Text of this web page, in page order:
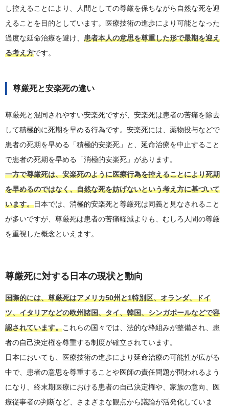
し控えることにより、人間としての尊厳を保ちながら自然な死を迎
えることを目的としています。医療技術の進歩により可能となった
過度な延命治療を避け、 患者本人の意思を尊重した形で最期を迎え
る考え方です。
尊厳死と安楽死の違い
尊厳死と混同されやすい安楽死ですが、安楽死は患者の苦痛を除去
して積極的に死期を早める行為です。安楽死には、薬物投与などで
患者の死期を早める「積極的安楽死」と、延命治療を中止すること
で患者の死期を早める「消極的安楽死」があります。
一方で尊厳死は、安楽死のように医療行為を控えることにより死期
を早めるのではなく、自然な死を妨げないという考え方に基づいて
います。日本では、消極的安楽死と尊厳死は同義と見なされること
が多いですが、尊厳死は患者の苦痛軽減よりも、むしろ人間の尊厳
を重視した概念といえます。
尊厳死に対する日本の現状と動向
国際的には、尊厳死はアメリカ50州と1特別区、オランダ、ドイ
ツ、イタリアなどの欧州諸国、タイ、韓国、シンガポールなどで容
認されています。これらの国々では、法的な枠組みが整備され、患
者の自己決定権を尊重する制度が確立されています。
日本においても、医療技術の進歩により延命治療の可能性が広がる
中で、患者の意思を尊重することや医師の責任問題が問われるよう
になり、終末期医療における患者の自己決定権や、家族の意向、医
療従事者の判断など、さまざまな観点から議論が活発化していま